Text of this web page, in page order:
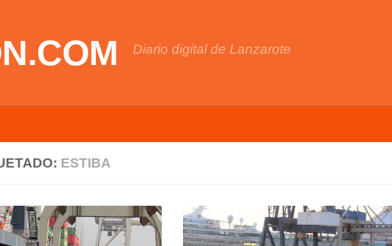
Diario digital de Lanzarote
ESTIBA